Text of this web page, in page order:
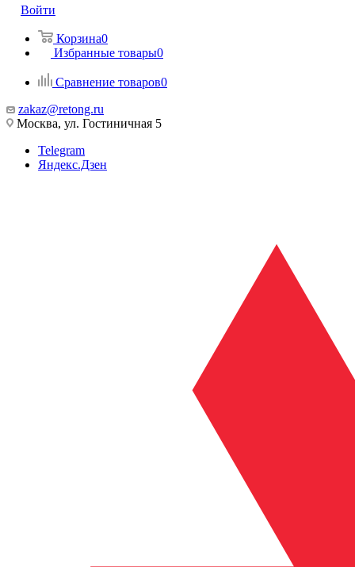
Войти
Корзина0
Избранные товары0
Сравнение товаров0
zakaz@retong.ru
Москва, ул. Гостиничная 5
Telegram
Яндекс.Дзен